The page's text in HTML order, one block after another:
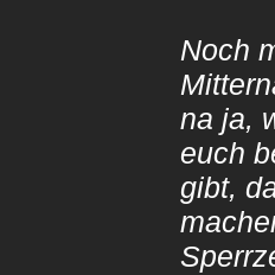
Noch
na ja,
euch
gibt,